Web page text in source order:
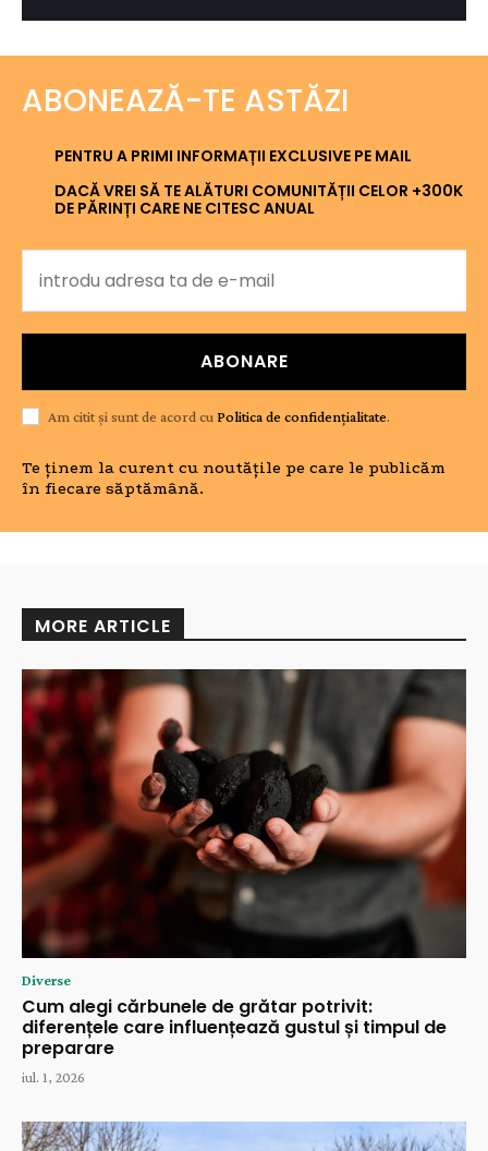
ABONEAZĂ-TE ASTĂZI
PENTRU A PRIMI INFORMAȚII EXCLUSIVE PE MAIL
DACĂ VREI SĂ TE ALĂTURI COMUNITĂȚII CELOR +300K
DE PĂRINȚI CARE NE CITESC ANUAL
ABONARE
Am citit și sunt de acord cu Politica de confidențialitate.
Te ținem la curent cu noutățile pe care le publicăm
în fiecare săptămână.
MORE ARTICLE
Diverse
Cum alegi cărbunele de grătar potrivit:
diferențele care influențează gustul și timpul de
preparare
iul. 1, 2026